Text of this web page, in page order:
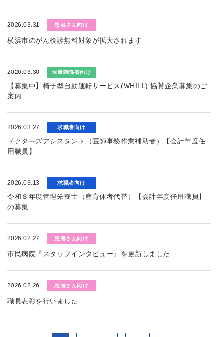
2026.03.31 患者さん向け
横浜市のがん検診無料対象が拡大されます
2026.03.30 医療関係者向け
【募集中】椅子型自動運転サービス(WHILL) 協賛企業募集のご
案内
2026.03.27 求職者向け
ドクターズアシスタント（医師事務作業補助者）【会計年度任
用職員】
2026.03.13 求職者向け
令和８年度管理栄養士（産育休者代替）【会計年度任用職員】
の募集
2026.02.27 患者さん向け
市民病院『スタッフインタビュー』を更新しました
2026.02.26 患者さん向け
職員表彰を行いました